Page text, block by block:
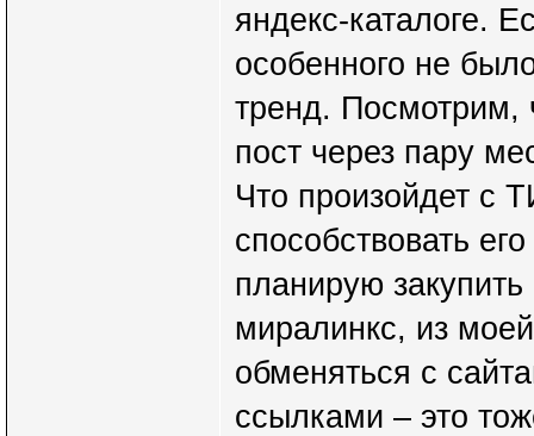
яндекс-каталоге.
особенного не
тренд. Посмотрим,
пост через пару
Что произойдет с
способствовать
планирую
миралинкс, из
обменяться с
ссылками – это